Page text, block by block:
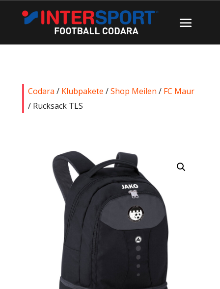
Codara / Klubpakete /Shop Meilen / FC Maur
/ Rucksack TLS